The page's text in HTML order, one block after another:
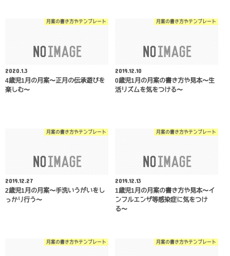
月案の書き方やテンプレート
2020.1.3
4歳児1月の月案〜正月の伝承遊びを
楽しむ〜
月案の書き方やテンプレート
2019.12.10
0歳児1月の月案の書き方や見本〜生
活リズムを気をつける〜
月案の書き方やテンプレート
2019.12.27
2歳児1月の月案〜手洗いうがいをし
っかり行う〜
月案の書き方やテンプレート
2019.12.13
1歳児1月の月案の書き方や見本〜イ
ンフルエンザ等感染症に気をつけ
る〜
月案の書き方やテンプレート 月案の書き方やテンプレート